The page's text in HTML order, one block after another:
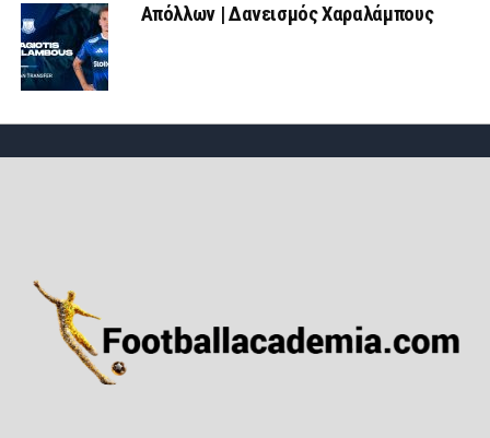
Απόλλων | Δανεισμός Χαραλάμπους